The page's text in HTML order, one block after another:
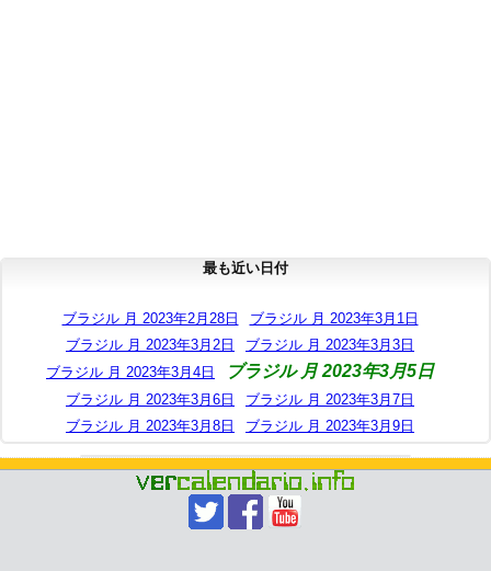
最も近い日付
ブラジル 月 2023年2月28日
ブラジル 月 2023年3月1日
ブラジル 月 2023年3月2日
ブラジル 月 2023年3月3日
ブラジル 月 2023年3月4日
ブラジル 月 2023年3月5日
ブラジル 月 2023年3月6日
ブラジル 月 2023年3月7日
ブラジル 月 2023年3月8日
ブラジル 月 2023年3月9日